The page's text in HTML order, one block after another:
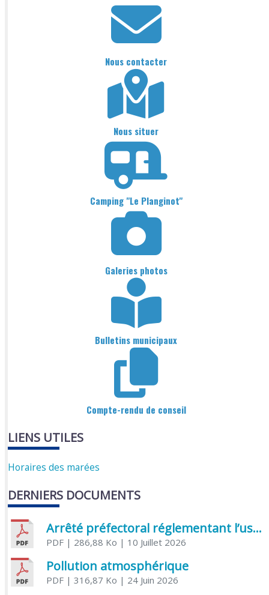
Nous contacter
Nous situer
Camping "Le Planginot"
Galeries photos
Bulletins municipaux
Compte-rendu de conseil
LIENS UTILES
Horaires des marées
DERNIERS DOCUMENTS
Arrêté préfectoral réglementant l’usage de l’eau
PDF| 286,88 Ko | 10 Juillet 2026
Pollution atmosphérique
PDF| 316,87 Ko | 24 Juin 2026